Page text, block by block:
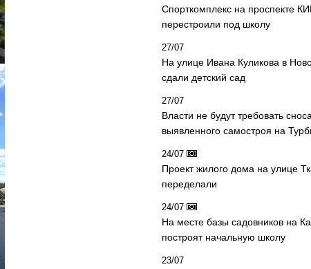
Спорткомплекс на проспекте
перестроили под школу
27/07
На улице Ивана Куликова в
сдали детский сад
27/07
Власти не будут требовать
выявленного самостроя на
24/07
Проект жилого дома на улице
переделали
24/07
На месте базы садовников на
построят начальную школу
23/07